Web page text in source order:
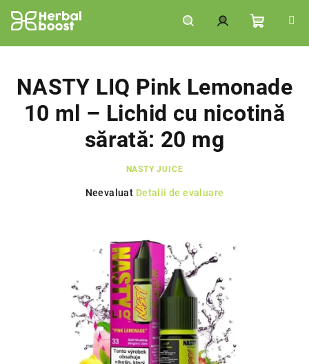
conținut
de
NASTY LIQ Pink Lemonade
10 ml – Lichid cu nicotină
sărată: 20 mg
NASTY JUICE
Evaluarea
este
stele.
Neevaluat Detalii de evaluare